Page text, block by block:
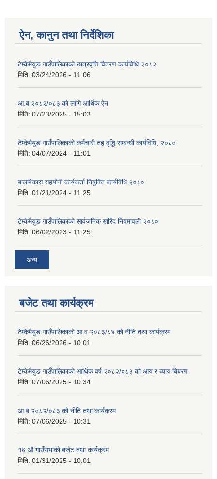
ऐन, कानुन तथा निर्देशिका
टेम्केमैयुङ गाउँपालिकाको छात्रवृत्ति वितरण कार्यविधि-२०८२
मिति: 03/24/2026 - 11:06
आ.ब २०८२/०८३ को लागि आर्थिक ऐन
मिति: 07/23/2025 - 15:03
टेम्केमैयुङ गाउँपालिकाको कर्मचारी तह वृद्धि सम्बन्धी कार्यविधि, २०८०
मिति: 04/07/2024 - 11:01
बालबिकास सहयोगी कार्यकर्ता नियुक्ति कार्यविधि २०८०
मिति: 01/21/2024 - 11:25
टेम्केमैयुङ गाउँपालिकाको सार्वजनिक खरिद नियमावली २०८०
मिति: 06/02/2023 - 11:25
अन्य
बजेट तथा कार्यक्रम
टेम्केमैयुङ गाउँपालिकाको आ.व २०८३/८४ को नीति तथा कार्यक्रम
मिति: 06/26/2026 - 10:01
टेम्केमैयुङ गाउँपालिकाको आर्थिक वर्ष २०८२/०८३ को आय र ब्याय बिबरण
मिति: 07/06/2025 - 10:34
आ.ब २०८२/०८३ को नीति तथा कार्यक्रम
मिति: 07/06/2025 - 10:31
१७ औं गाउँसभाको बजेट तथा कार्यक्रम
मिति: 01/31/2025 - 10:01